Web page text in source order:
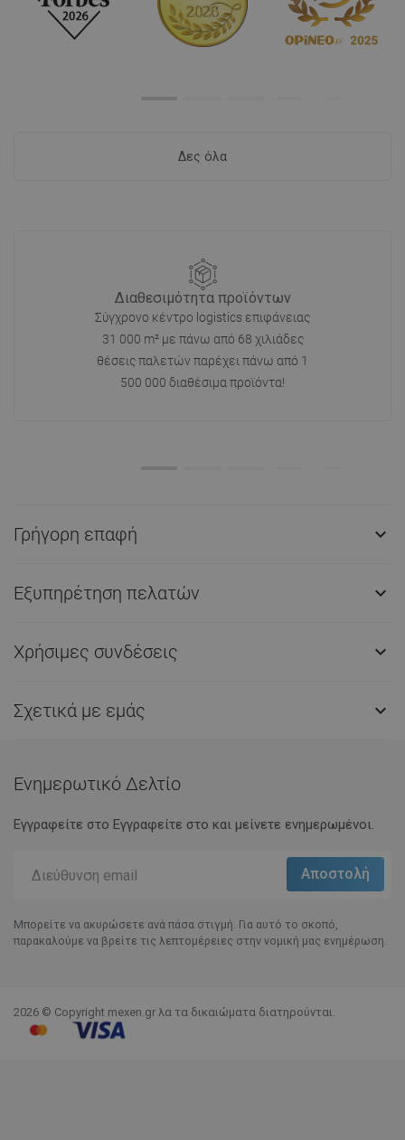
Δες όλα
Διαθεσιμότητα προϊόντων
Σύγχρονο κέντρο logistics επιφάνειας
31 000 m² με πάνω από 68 χιλιάδες
θέσεις παλετών παρέχει πάνω από 1
500 000 διαθέσιμα προϊόντα!
Γρήγορη επαφή 
Εξυπηρέτηση πελατών 
Χρήσιμες συνδέσεις 
Σχετικά με εμάς 
Ενημερωτικό Δελτίο
Εγγραφείτε στο Eγγραφείτε στο και μείνετε ενημερωμένοι.
Μπορείτε να ακυρώσετε ανά πάσα στιγμή. Για αυτό το σκοπό,
παρακαλούμε να βρείτε τις λεπτομέρειες στην νομική μας ενημέρωση.
2026 © Copyright mexen.gr λα τα δικαιώματα διατηρούνται.